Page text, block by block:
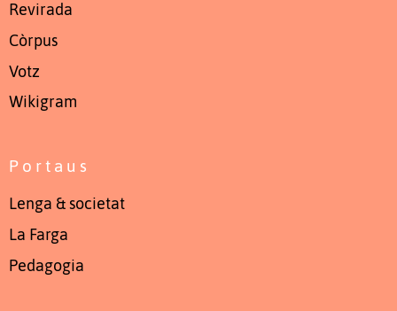
Revirada
Còrpus
Votz
Wikigram
Portaus
Lenga & societat
La Farga
Pedagogia